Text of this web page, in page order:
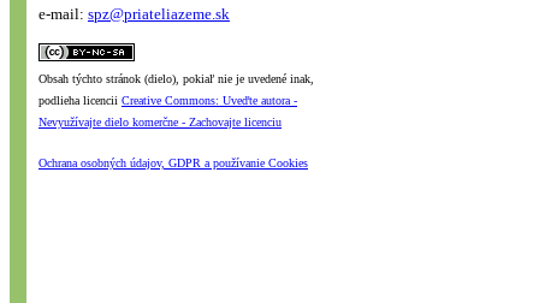
e-mail: spz@priateliazeme.sk
Obsah týchto stránok (dielo), pokiaľ nie je uvedené inak,
podlieha licencii Creative Commons: Uveďte autora -
Nevyužívajte dielo komerčne - Zachovajte licenciu
Ochrana osobných údajov, GDPR a používanie Cookies